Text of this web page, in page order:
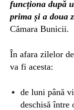
funcționa după
prima și a doua
Cămara Bunicii.
În afara zilelor
va fi acesta:
de luni până
deschisă între